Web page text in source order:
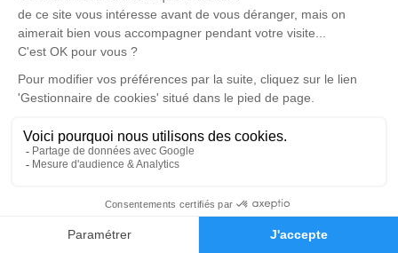
Faire-part Hommages
Un service de plantation d’arbre hommage est
disponible ici.
Je rends hommage
Cérémonie religieuse
Église de l'Aiguillon-sur-Vie
85220 l'Aiguillon-sur-Vie